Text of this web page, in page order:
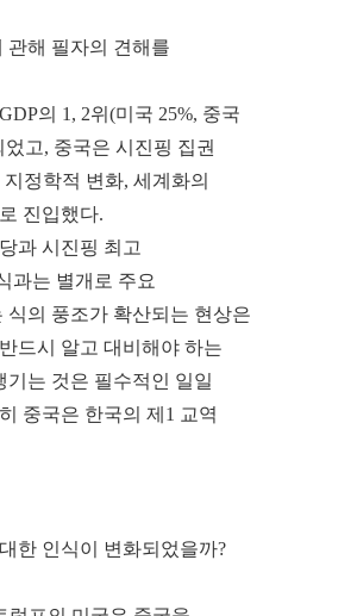
관해 필자의 견해를
의 1, 2위(미국 25%, 중국
고, 중국은 시진핑 집권
정학적 변화, 세계화의
진입했다.
과 시진핑 최고
과는 별개로 주요
의 풍조가 확산되는 현상은
드시 알고 대비해야 하는
는 것은 필수적인 일일
중국은 한국의 제1 교역
한 인식이 변화되었을까?